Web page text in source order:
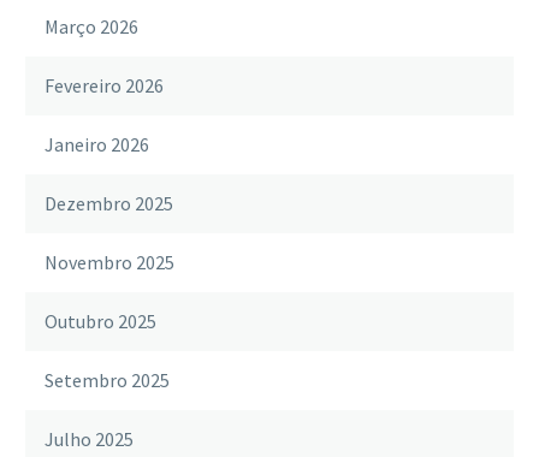
Março 2026
Fevereiro 2026
Janeiro 2026
Dezembro 2025
Novembro 2025
Outubro 2025
Setembro 2025
Julho 2025